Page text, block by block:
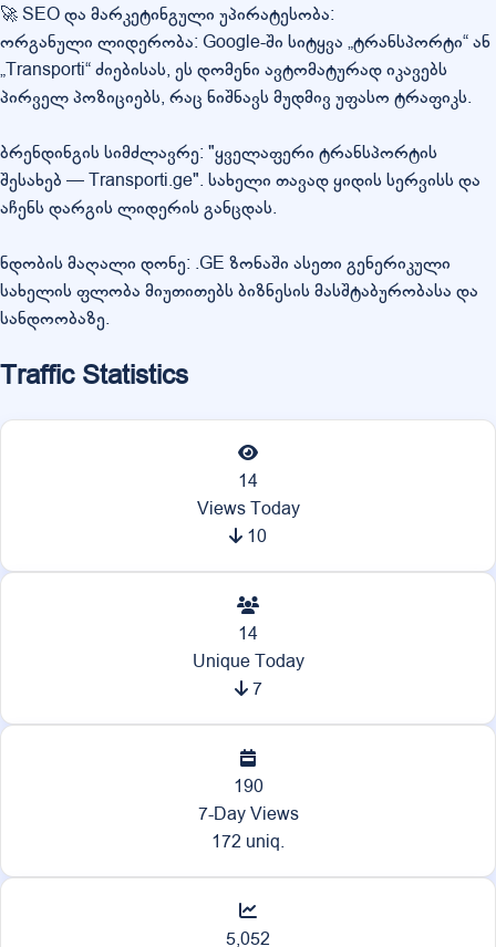
🚀 SEO და მარკეტინგული უპირატესობა:
ორგანული ლიდერობა: Google-ში სიტყვა „ტრანსპორტი“ ან
„Transporti“ ძიებისას, ეს დომენი ავტომატურად იკავებს
პირველ პოზიციებს, რაც ნიშნავს მუდმივ უფასო ტრაფიკს.
ბრენდინგის სიმძლავრე: "ყველაფერი ტრანსპორტის
შესახებ — Transporti.ge". სახელი თავად ყიდის სერვისს და
აჩენს დარგის ლიდერის განცდას.
ნდობის მაღალი დონე: .GE ზონაში ასეთი გენერიკული
სახელის ფლობა მიუთითებს ბიზნესის მასშტაბურობასა და
სანდოობაზე.
Traffic Statistics
14
Views Today
10
14
Unique Today
7
190
7-Day Views
172 uniq.
5,052